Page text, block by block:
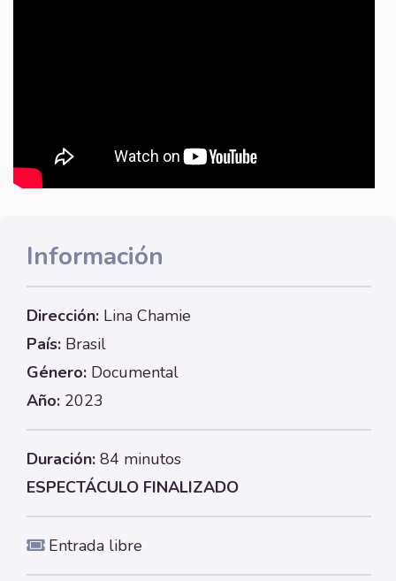
Información
Dirección: Lina Chamie
País: Brasil
Género: Documental
Año: 2023
Duración: 84 minutos
ESPECTÁCULO FINALIZADO
Entrada libre